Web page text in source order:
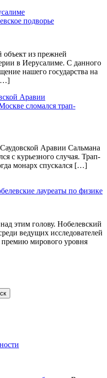
подворье
объект из прежней
в Иерусалиме. С данного
нашего государства на
сломался трап-
Аравии Сальмана
с курьезного случая. Трап-
монарх спускался […]
лауреаты по физике
этим голову. Нобелевский
ведущих исследователей
мирового уровня